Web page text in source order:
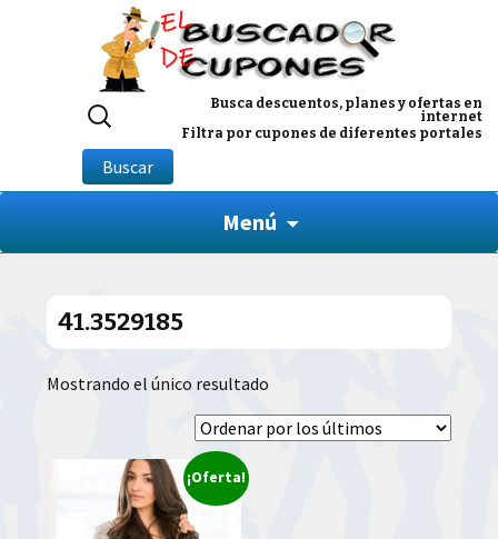
Busca descuentos, planes y ofertas en
internet
Filtra por cupones de diferentes portales
Buscar
por:
Buscar
Menú
41.3529185
Mostrando el único resultado
¡Oferta!